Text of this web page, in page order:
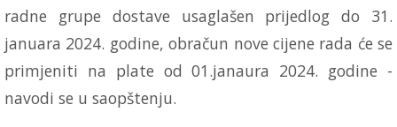
radne grupe dostave usaglašen prijedlog do 31.
januara 2024. godine, obračun nove cijene rada će se
primjeniti na plate od 01.janaura 2024. godine -
navodi se u saopštenju.